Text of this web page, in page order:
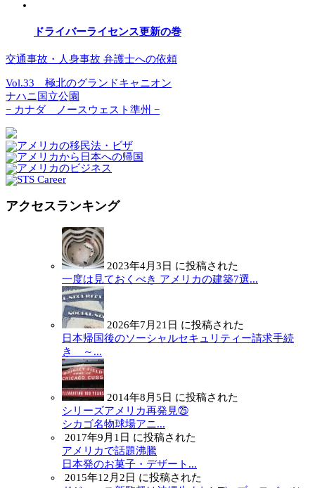
ドライバーライセンス更新の巻
交通事故・人身事故 弁護士への依頼
Vol.33 極北のグランドキャニオン
ナハニ国立公園
− カナダ ノースウェスト準州 −
アクセスランキング
2023年4月3日 に投稿された
一度は見ておくべき アメリカの建築7選...
2026年7月21日 に投稿された
日本帰国後のソーシャルセキュリティー請求手続
き ～...
2014年8月5日 に投稿された
シリーズアメリカ再発見㉕
シカゴ名物球場アニ...
2017年9月1日 に投稿された
アメリカで話題沸騰
日本発のお菓子・デザート...
2015年12月2日 に投稿された